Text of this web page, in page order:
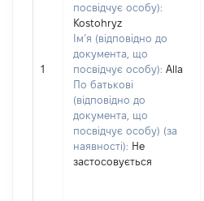
1
посвідчує особу):
Kostohryz
Ім’я (відповідно до
документа, що
посвідчує особу): Alla
По батькові
(відповідно до
документа, що
посвідчує особу) (за
наявності): Не
застосовується